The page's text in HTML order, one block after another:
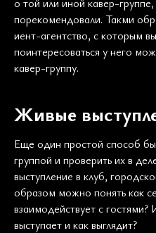
порекомендовали. Такми
иент-агентство, с которым
поинтересоваться у него
кавер-группу.
Живые
Еще один простой способ
группой и проверить их в
выступление в клуб,
образом можно понять как
взаимодействует с
выступает и как выглядит?